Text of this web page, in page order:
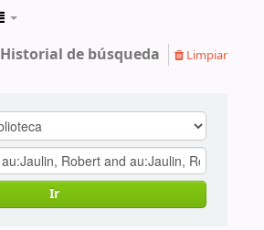
Historial de búsqueda Limpiar
Ir